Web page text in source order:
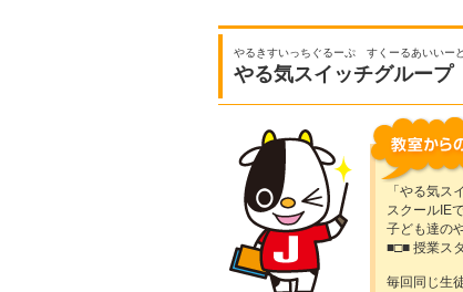
やるきすいっちぐるーぷ すくーるあいいー
やる気スイッチグルー
「やる気ス
スクールIE
子ども達の
■□■ 授業ス
毎回同じ生